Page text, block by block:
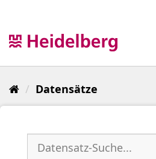
Datensätze